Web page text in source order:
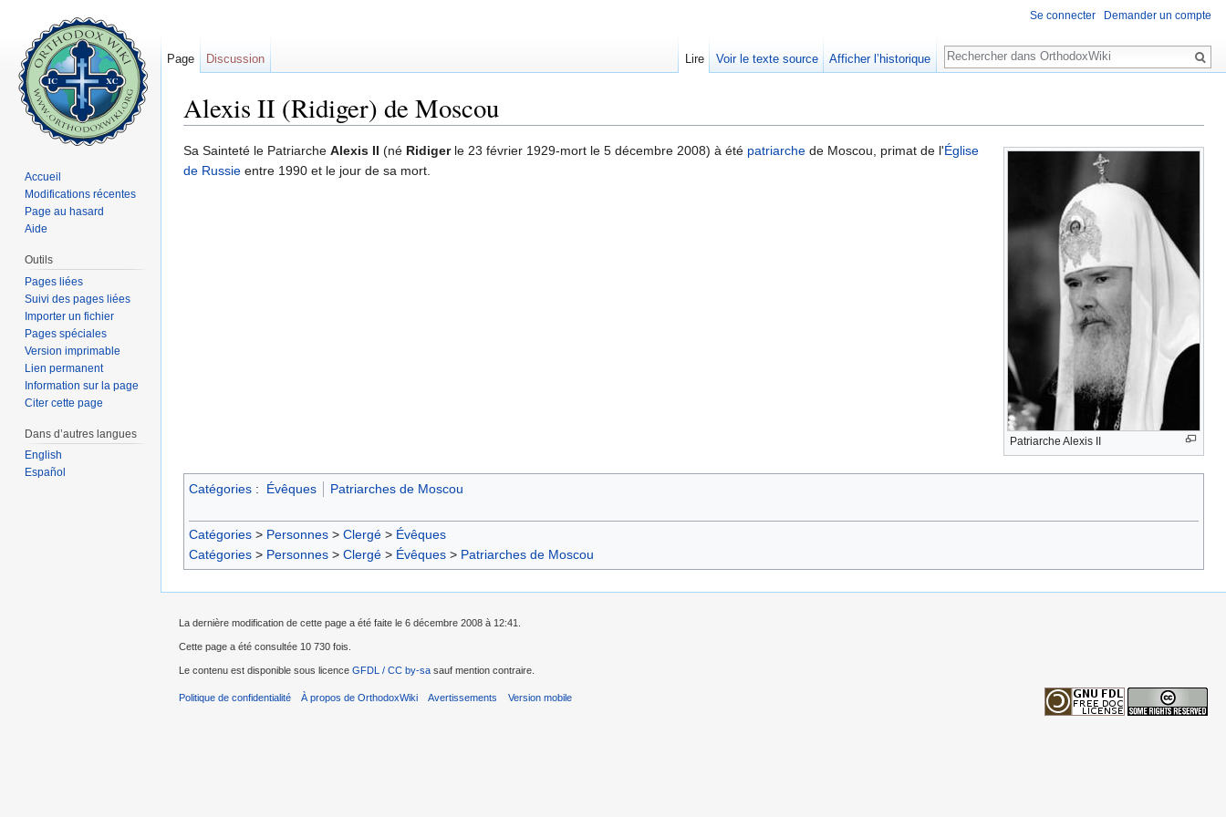
Alexis II (Ridiger) de Moscou
Patriarche Alexis II
Sa Sainteté le Patriarche Alexis II (né Ridigerle 23 février 1929-mort le 5 décembre 2008) à été patriarche de Moscou, primat de l'Église
de Russie entre 1990 et le jour de sa mort.
Catégories : Évêques Patriarches de Moscou
Catégories > Personnes > Clergé > Évêques
Catégories > Personnes > Clergé > Évêques > Patriarches de Moscou
Se connecter Demander un compte
Page Discussion Lire Voir le texte source Afficher l’historique
Rechercher
Accueil
Modifications récentes
Page au hasard
Aide
Outils
Pages liées
Suivi des pages liées
Importer un fichier
Pages spéciales
Version imprimable
Lien permanent
Information sur la page
Citer cette page
Dans d’autres langues
English
Español
La dernière modification de cette page a été faite le 6 décembre 2008 à 12:41.
Cette page a été consultée 10 730 fois.
Le contenu est disponible sous licence GFDL / CC by-sa sauf mention contraire.
Politique de confidentialité À propos de OrthodoxWiki Avertissements Version mobile